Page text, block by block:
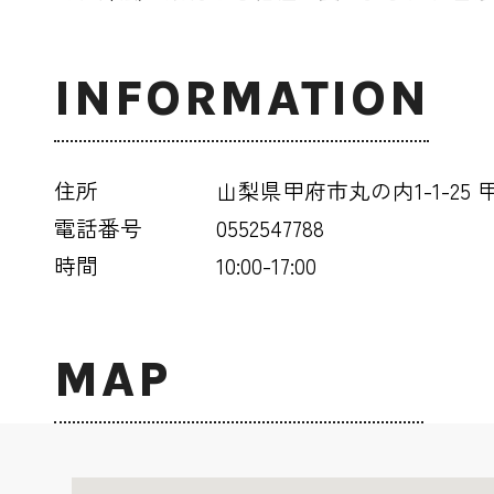
INFORMATION
住所
山梨県甲府市丸の内1-1-25
電話番号
0552547788
時間
10:00-17:00
MAP